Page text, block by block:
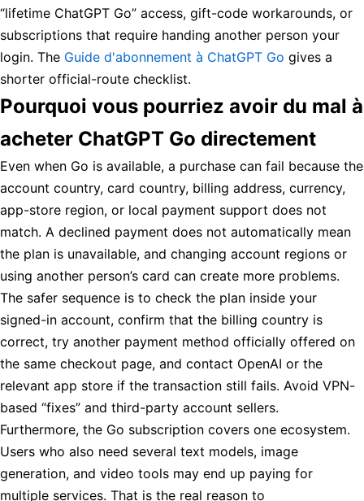
“lifetime ChatGPT Go” access, gift-code workarounds, or
subscriptions that require handing another person your
login. The Guide d'abonnement à ChatGPT Go gives a
shorter official-route checklist.
Pourquoi vous pourriez avoir du mal à
acheter ChatGPT Go directement
Even when Go is available, a purchase can fail because the
account country, card country, billing address, currency,
app-store region, or local payment support does not
match. A declined payment does not automatically mean
the plan is unavailable, and changing account regions or
using another person’s card can create more problems.
The safer sequence is to check the plan inside your
signed-in account, confirm that the billing country is
correct, try another payment method officially offered on
the same checkout page, and contact OpenAI or the
relevant app store if the transaction still fails. Avoid VPN-
based “fixes” and third-party account sellers.
Furthermore, the Go subscription covers one ecosystem.
Users who also need several text models, image
generation, and video tools may end up paying for
multiple services. That is the real reason to